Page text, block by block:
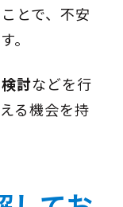
とで、不安
。
討などを行
る機会を持